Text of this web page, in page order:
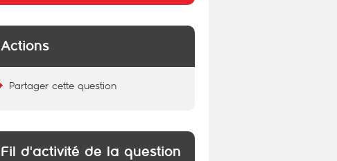
Actions
Partager cette question
Fil d'activité de la question